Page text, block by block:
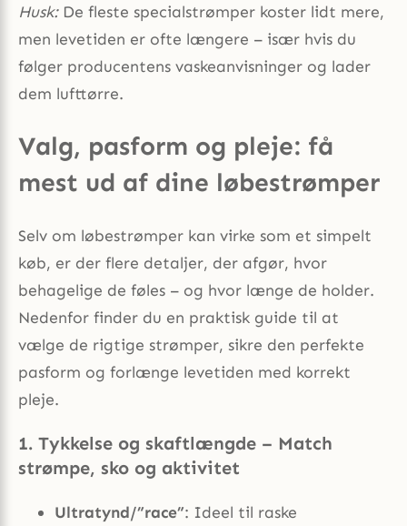
Husk:De fleste specialstrømper koster lidt mere,
men levetiden er ofte længere – især hvis du
følger producentens vaskeanvisninger og lader
dem lufttørre.
Valg, pasform og pleje: få
mest ud af dine løbestrømper
Selv om løbestrømper kan virke som et simpelt
køb, er der flere detaljer, der afgør, hvor
behagelige de føles – og hvor længe de holder.
Nedenfor finder du en praktisk guide til at
vælge de rigtige strømper, sikre den perfekte
pasform og forlænge levetiden med korrekt
pleje.
1. Tykkelse og skaftlængde – Match
strømpe, sko og aktivitet
Ultratynd/”race”: Ideel til raske